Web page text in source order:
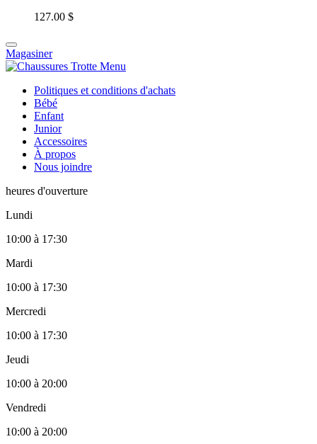
127.00 $
Magasiner
Politiques et conditions d'achats
Bébé
Enfant
Junior
Accessoires
À propos
Nous joindre
heures d'ouverture
Lundi
10:00 à 17:30
Mardi
10:00 à 17:30
Mercredi
10:00 à 17:30
Jeudi
10:00 à 20:00
Vendredi
10:00 à 20:00